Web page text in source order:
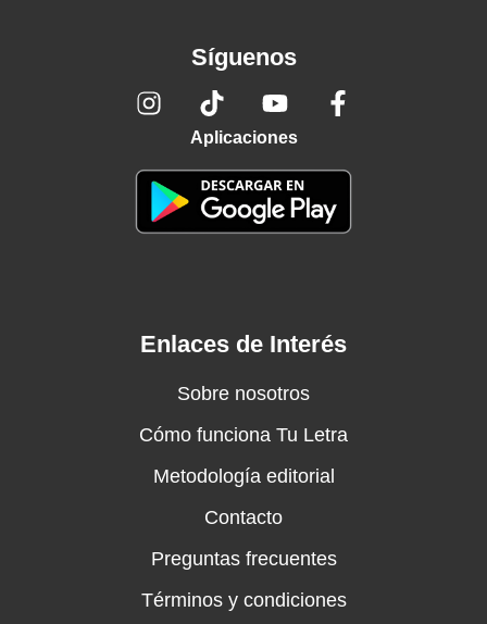
Síguenos
Aplicaciones
Enlaces de Interés
Sobre nosotros
Cómo funciona Tu Letra
Metodología editorial
Contacto
Preguntas frecuentes
Términos y condiciones